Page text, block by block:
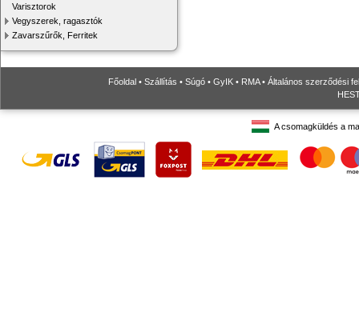
Varisztorok
Vegyszerek, ragasztók
Zavarszűrők, Ferritek
Főoldal • Szállítás • Súgó • GyIK • RMA• Általános szerződési
A csomagküldés a